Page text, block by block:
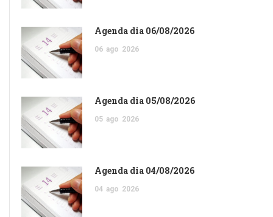
Agenda dia 06/08/2026
06 ago 2026
Agenda dia 05/08/2026
05 ago 2026
Agenda dia 04/08/2026
04 ago 2026